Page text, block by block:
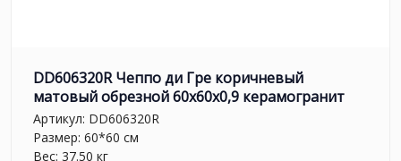
DD606320R Чеппо ди Гре коричневый
матовый обрезной 60x60x0,9 керамогранит
Артикул: DD606320R
Размер: 60*60 см
Вес: 37.50 кг